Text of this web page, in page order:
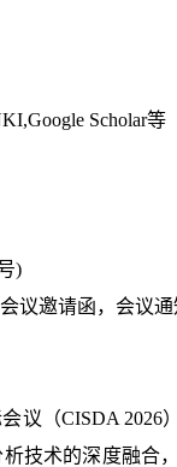
Scholar等
)
议邀请函，会议
议（CISDA
技术的深度融合